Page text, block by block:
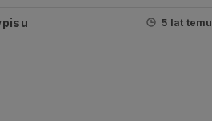
5 lat temu